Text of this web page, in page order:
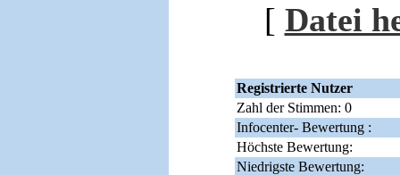
[ Datei
Registrierte Nutzer
Zahl der Stimmen: 0
Infocenter- Bewertung :
Höchste Bewertung:
Niedrigste Bewertung: